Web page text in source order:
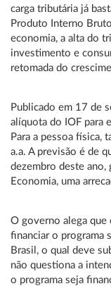
carga tributária já
Produto Interno
economia, a alta do
investimento e
retomada do
Publicado em 17 de
alíquota do IOF para
Para a pessoa física,
a.a. A previsão é de
dezembro deste
Economia, uma
O governo alega
financiar o programa
Brasil, o qual deve
não questiona a
o programa seja